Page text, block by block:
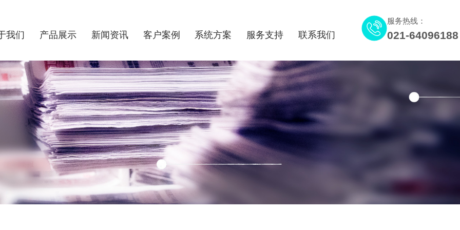
我们 产品展示 新闻资讯 客户案例 系统方案 服务支持 联系我们
服务热线：
021-64096188